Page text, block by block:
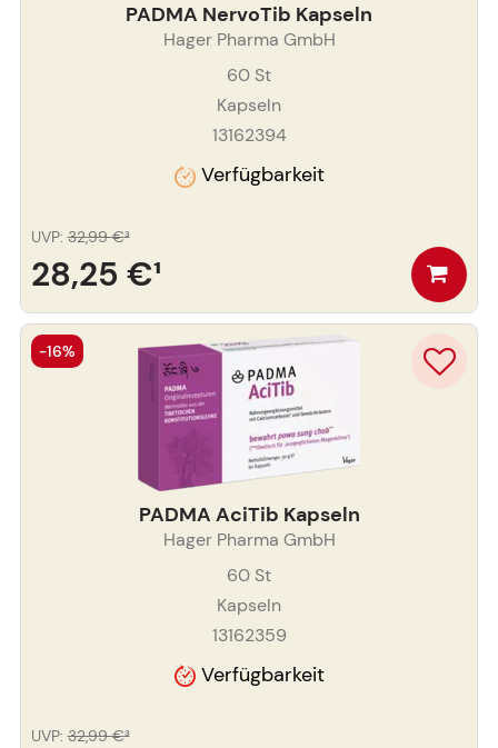
PADMA NervoTib Kapseln
Hager Pharma GmbH
60 St
Kapseln
13162394
Verfügbarkeit
28,25 €¹
UVP: 32,99 €³
PADMA AciTib Kapseln
Hager Pharma GmbH
60 St
Kapseln
13162359
Verfügbarkeit
UVP: 32,99 €³
-16%